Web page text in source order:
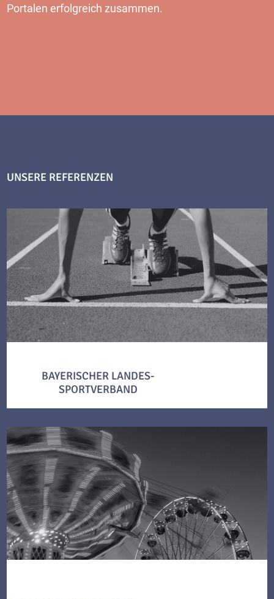
Portalen erfolgreich zusammen.
UNSERE REFERENZEN
BAYERISCHER LANDES-
SPORTVERBAND